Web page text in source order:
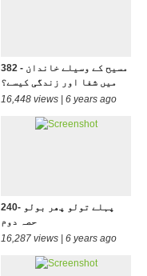
382 - مسیح کے وسیلے خاندان
میں شفا اور زندگی کیسے؟
16,448 views | 6 years ago
240- پہلے تولو پھر بولو
حصہ دوم
16,287 views | 6 years ago